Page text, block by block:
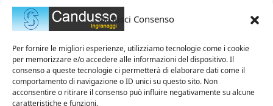
Gestisci Consenso
Per fornire le migliori esperienze, utilizziamo tecnologie come i cookie
per memorizzare e/o accedere alle informazioni del dispositivo. Il
consenso a queste tecnologie ci permetterà di elaborare dati come il
comportamento di navigazione o ID unici su questo sito. Non
acconsentire o ritirare il consenso può influire negativamente su alcune
caratteristiche e funzioni.